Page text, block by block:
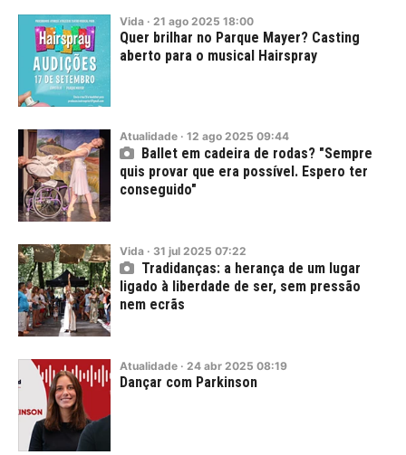
Vida · 21 ago 2025 18:00
Quer brilhar no Parque Mayer? Casting
aberto para o musical Hairspray
Atualidade · 12 ago 2025 09:44
Ballet em cadeira de rodas? "Sempre
quis provar que era possível. Espero ter
conseguido"
Vida · 31 jul 2025 07:22
Tradidanças: a herança de um lugar
ligado à liberdade de ser, sem pressão
nem ecrãs
Atualidade · 24 abr 2025 08:19
Dançar com Parkinson